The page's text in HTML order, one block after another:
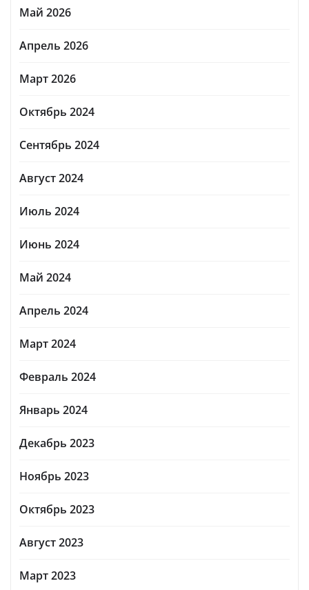
Май 2026
Апрель 2026
Март 2026
Октябрь 2024
Сентябрь 2024
Август 2024
Июль 2024
Июнь 2024
Май 2024
Апрель 2024
Март 2024
Февраль 2024
Январь 2024
Декабрь 2023
Ноябрь 2023
Октябрь 2023
Август 2023
Март 2023